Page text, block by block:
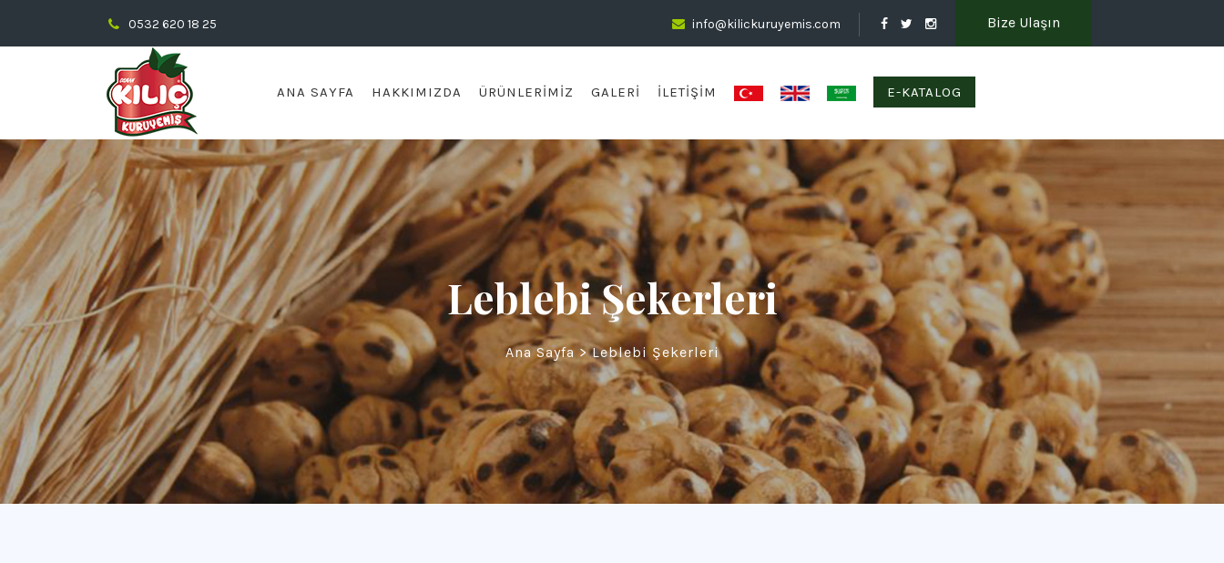
0532 620 18 25 info@kilickuruyemis.com Bize Ulaşın
ANA SAYFA HAKKIMIZDA ÜRÜNLERIMIZ GALERI İLETIŞIM E-KATALOG
Leblebi Şekerleri
Ana Sayfa>Leblebi Şekerleri